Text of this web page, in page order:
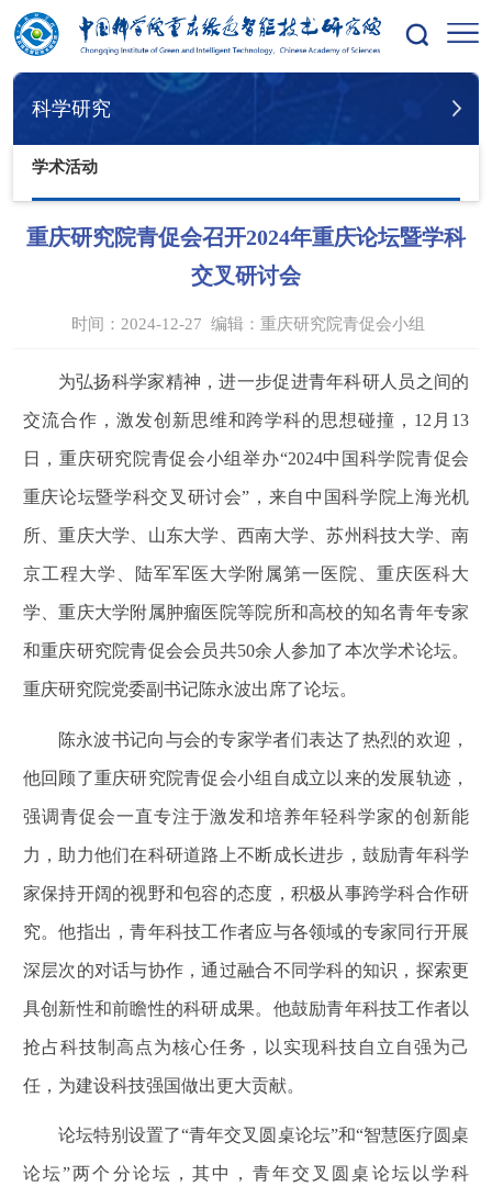
您的位置：首页 科学研究 学术活动
科学研究
学术活动
重庆研究院青促会召开2024年重庆论坛暨学科
交叉研讨会
时间：2024-12-27 编辑：重庆研究院青促会小组
为弘扬科学家精神，进一步促进青年科研人员之间的
交流合作，激发创新思维和跨学科的思想碰撞，12月13
日，重庆研究院青促会小组举办“2024中国科学院青促会
重庆论坛暨学科交叉研讨会”，来自中国科学院上海光机
所、重庆大学、山东大学、西南大学、苏州科技大学、南
京工程大学、陆军军医大学附属第一医院、重庆医科大
学、重庆大学附属肿瘤医院等院所和高校的知名青年专家
和重庆研究院青促会会员共50余人参加了本次学术论坛。
重庆研究院党委副书记陈永波出席了论坛。
陈永波书记向与会的专家学者们表达了热烈的欢迎，
他回顾了重庆研究院青促会小组自成立以来的发展轨迹，
强调青促会一直专注于激发和培养年轻科学家的创新能
力，助力他们在科研道路上不断成长进步，鼓励青年科学
家保持开阔的视野和包容的态度，积极从事跨学科合作研
究。他指出，青年科技工作者应与各领域的专家同行开展
深层次的对话与协作，通过融合不同学科的知识，探索更
具创新性和前瞻性的科研成果。他鼓励青年科技工作者以
抢占科技制高点为核心任务，以实现科技自立自强为己
任，为建设科技强国做出更大贡献。
论坛特别设置了“青年交叉圆桌论坛”和“智慧医疗圆桌
论坛”两个分论坛，其中，青年交叉圆桌论坛以学科